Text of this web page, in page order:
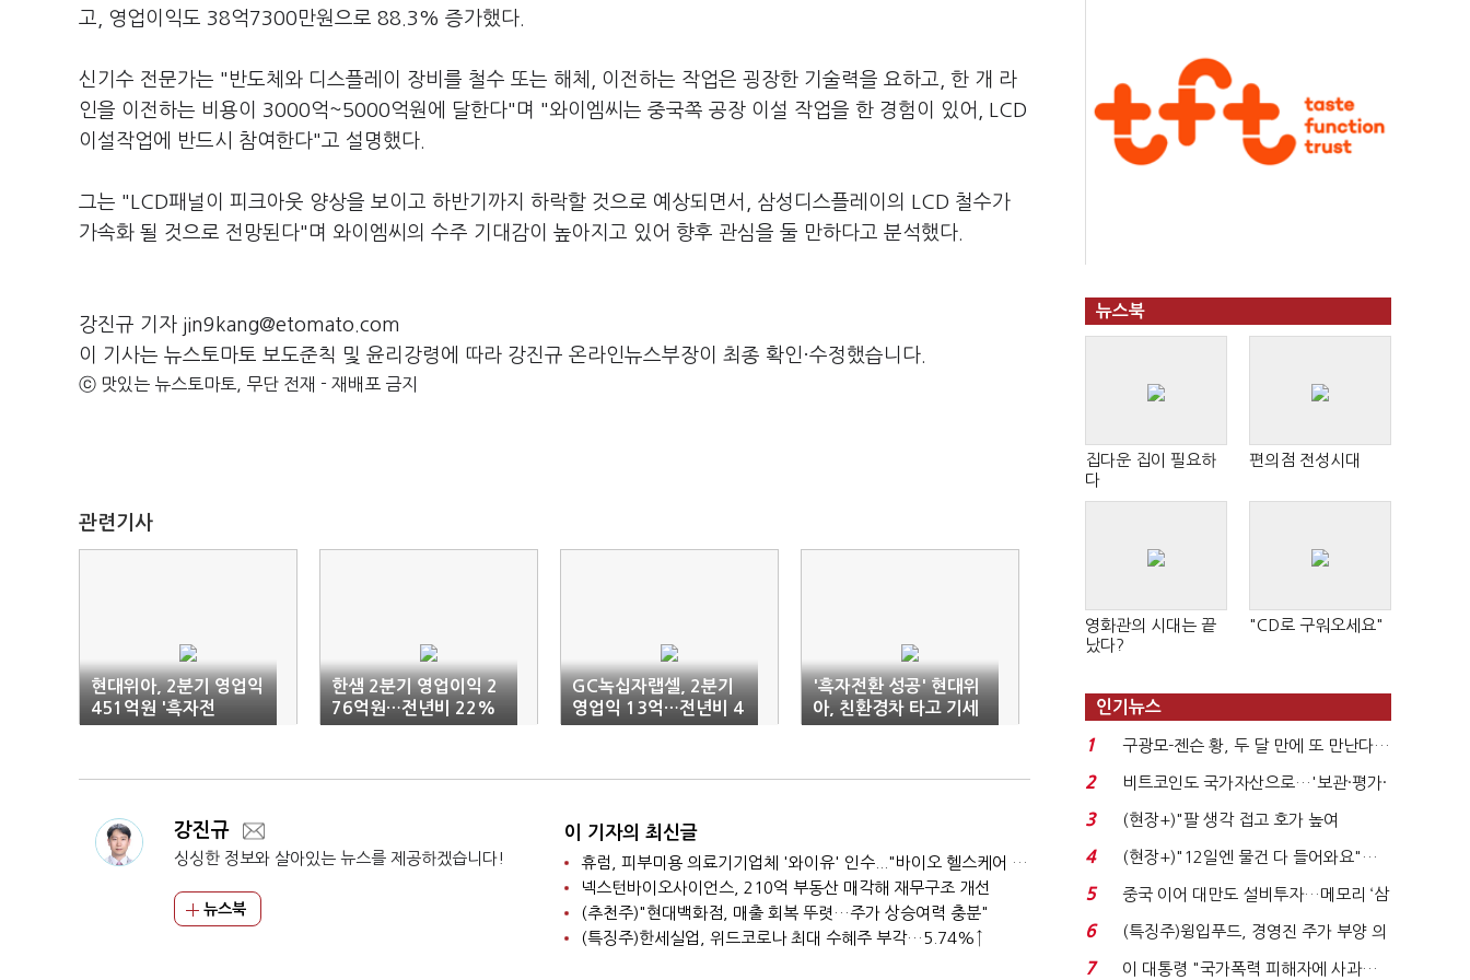
고, 영업이익도 38억7300만원으로 88.3% 증가했다.
신기수 전문가는 "반도체와 디스플레이 장비를 철수 또는 해체, 이전하는 작업은 굉장한 기술력을 요하고, 한 개 라
인을 이전하는 비용이 3000억~5000억원에 달한다"며 "와이엠씨는 중국쪽 공장 이설 작업을 한 경험이 있어, LCD
이설작업에 반드시 참여한다"고 설명했다.
그는 "LCD패널이 피크아웃 양상을 보이고 하반기까지 하락할 것으로 예상되면서, 삼성디스플레이의 LCD 철수가
가속화 될 것으로 전망된다"며 와이엠씨의 수주 기대감이 높아지고 있어 향후 관심을 둘 만하다고 분석했다.
강진규 기자 jin9kang@etomato.com
이 기사는 뉴스토마토 보도준칙 및 윤리강령에 따라 강진규 온라인뉴스부장이 최종 확인·수정했습니다.
ⓒ 맛있는 뉴스토마토, 무단 전재 - 재배포 금지
관련기사
현대위아, 2분기 영업익
451억원 '흑자전
환'…"부품 판매증가"
한샘 2분기 영업이익 2
76억원…전년비 22%
증가
GC녹십자랩셀, 2분기
영업익 13억…전년비 4
8%↓
'흑자전환 성공' 현대위
아, 친환경차 타고 기세
이어간다
강진규
싱싱한 정보와 살아있는 뉴스를 제공하겠습니다!
뉴스북
이 기자의 최신글
휴럼, 피부미용 의료기기업체 '와이유' 인수..."바이오 헬스케어 사업 확장"
넥스턴바이오사이언스, 210억 부동산 매각해 재무구조 개선
(추천주)"현대백화점, 매출 회복 뚜렷…주가 상승여력 충분"
(특징주)한세실업, 위드코로나 최대 수혜주 부각…5.74%↑
뉴스북
집다운 집이 필요하
다
편의점 전성시대
영화관의 시대는 끝
났다?
"CD로 구워오세요"
인기뉴스
1
구광모-젠슨 황, 두 달 만에 또 만난다…
로봇·AI 등 논...
2
비트코인도 국가자산으로…'보관·평가·
처분' 기준은 ...
3
(현장+)"팔 생각 접고 호가 높여
요"…'덜 똘똘한 한 채' 20...
4
(현장+)"12일엔 물건 다 들어와요"…
빈 매대 채우며 문 연 ...
5
중국 이어 대만도 설비투자…메모리 ‘삼
국전쟁’
6
(특징주)윙입푸드, 경영진 주가 부양 의
지에 상한가...
7 이 대통령 "국가폭력 피해자에 사과…